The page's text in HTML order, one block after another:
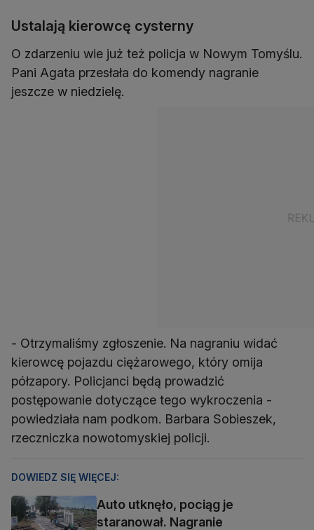
Ustalają kierowcę cysterny
O zdarzeniu wie już też policja w Nowym Tomyślu.
Pani Agata przesłała do komendy nagranie
jeszcze w niedzielę.
- Otrzymaliśmy zgłoszenie. Na nagraniu widać
kierowcę pojazdu ciężarowego, który omija
półzapory. Policjanci będą prowadzić
postępowanie dotyczące tego wykroczenia -
powiedziała nam podkom. Barbara Sobieszek,
rzeczniczka nowotomyskiej policji.
DOWIEDZ SIĘ WIĘCEJ:
Auto utknęło, pociąg je
staranował. Nagranie